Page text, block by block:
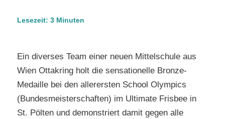
Lesezeit: 3 Minuten
Ein diverses Team einer neuen Mittelschule aus
Wien Ottakring holt die sensationelle Bronze-
Medaille bei den allerersten School Olympics
(Bundesmeisterschaften) im Ultimate Frisbee in
St. Pölten und demonstriert damit gegen alle